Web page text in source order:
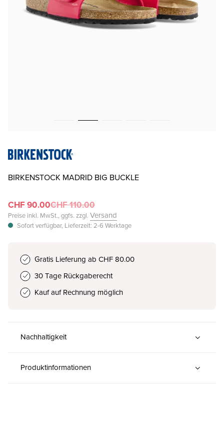
BIRKENSTOCK MADRID BIG BUCKLE
CHF 90.00CHF 110.00
Preise inkl. MwSt., ggfs. zzgl. Versand
Sofort verfügbar, Lieferzeit: 2-6 Werktage
Gratis Lieferung ab CHF 80.00
30 Tage Rückgaberecht
Kauf auf Rechnung möglich
Nachhaltigkeit
Produktinformationen